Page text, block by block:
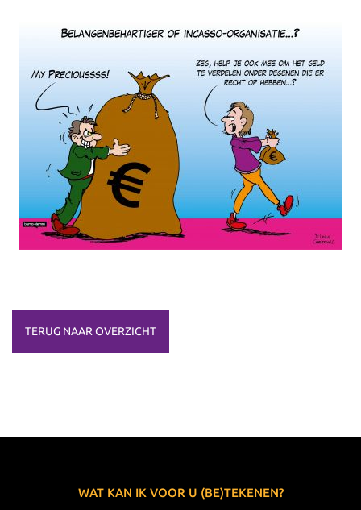
TERUG NAAR OVERZICHT
WAT KAN IK VOOR U (BE)TEKENEN?